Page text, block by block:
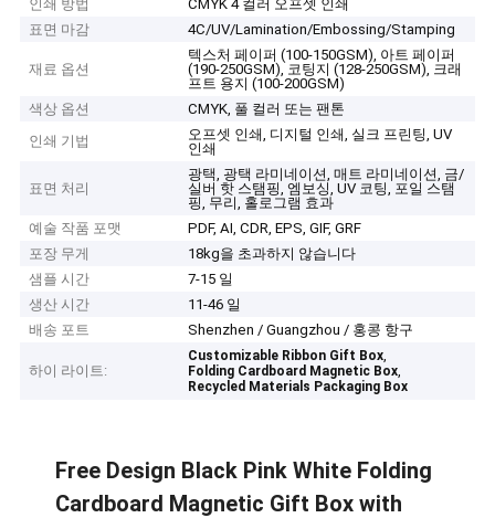
인쇄 방법
CMYK 4 컬러 오프셋 인쇄
표면 마감
4C/UV/Lamination/Embossing/Stamping
재료 옵션
텍스처 페이퍼 (100-150GSM), 아트 페이퍼
(190-250GSM), 코팅지 (128-250GSM), 크래
프트 용지 (100-200GSM)
색상 옵션
CMYK, 풀 컬러 또는 팬톤
인쇄 기법
오프셋 인쇄, 디지털 인쇄, 실크 프린팅, UV
인쇄
표면 처리
광택, 광택 라미네이션, 매트 라미네이션, 금/
실버 핫 스탬핑, 엠보싱, UV 코팅, 포일 스탬
핑, 무리, 홀로그램 효과
예술 작품 포맷
PDF, AI, CDR, EPS, GIF, GRF
포장 무게
18kg을 초과하지 않습니다
샘플 시간
7-15 일
생산 시간
11-46 일
배송 포트
Shenzhen / Guangzhou / 홍콩 항구
하이 라이트:
Customizable Ribbon Gift Box,
Folding Cardboard Magnetic Box,
Recycled Materials Packaging Box
Free Design Black Pink White Folding
Cardboard Magnetic Gift Box with